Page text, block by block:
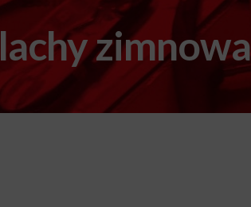
Blachy